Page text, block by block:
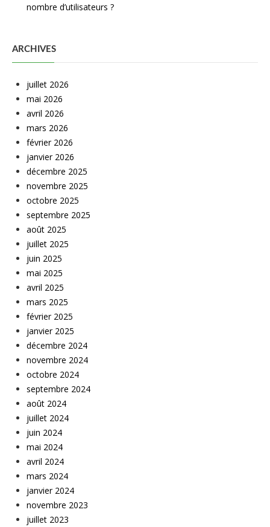
nombre d’utilisateurs ?
ARCHIVES
juillet 2026
mai 2026
avril 2026
mars 2026
février 2026
janvier 2026
décembre 2025
novembre 2025
octobre 2025
septembre 2025
août 2025
juillet 2025
juin 2025
mai 2025
avril 2025
mars 2025
février 2025
janvier 2025
décembre 2024
novembre 2024
octobre 2024
septembre 2024
août 2024
juillet 2024
juin 2024
mai 2024
avril 2024
mars 2024
janvier 2024
novembre 2023
juillet 2023